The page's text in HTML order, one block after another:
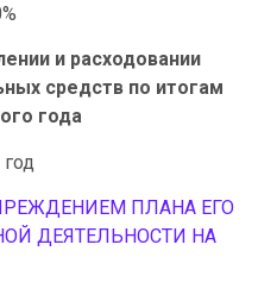
и расходовании
средств по итогам
года
ПЛАНА ЕГО
ДЕЯТЕЛЬНОСТИ НА